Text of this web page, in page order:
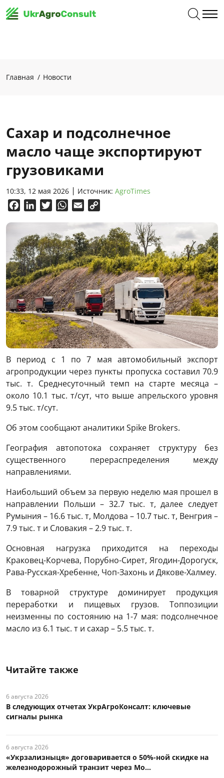
Главная Новости
Сахар и подсолнечное
масло чаще экспортируют
грузовиками
10:33, 12 мая 2026 Источник: AgroTimes
FacebookLinkedInTwitterWhatsApp
Email
В период с 1 по 7 мая автомобильный экспорт
агропродукции через пункты пропуска составил 70.9
тыс. т. Среднесуточный темп на старте месяца –
около 10.1 тыс. т/сут, что выше апрельского уровня
9.5 тыс. т/сут.
Об этом сообщают аналитики Spike Brokers.
География автопотока сохраняет структуру без
существенного перераспределения между
направлениями.
Наибольший объем за первую неделю мая прошел в
направлении Польши – 32.7 тыс. т, далее следует
Румыния – 16.6 тыс. т, Молдова – 10.7 тыс. т, Венгрия –
7.9 тыс. т и Словакия – 2.9 тыс. т.
Основная нагрузка приходится на переходы
Краковец-Корчева, Порубно-Сирет, Ягодин-Дорогуск,
Рава-Русская-Хребенне, Чоп-Захонь и Дякове-Халмеу.
В товарной структуре доминирует продукция
переработки и пищевых грузов. Топпозиции
неизменны по состоянию на 1-7 мая: подсолнечное
масло из 6.1 тыс. т и сахар – 5.5 тыс. т.
Читайте также
6 августа 2026
В следующих отчетах УкрАгроКонсалт: ключевые
сигналы рынка
6 августа 2026
«Укрзализныця» договаривается о 50%-ной скидке на
железнодорожный транзит через Мо...